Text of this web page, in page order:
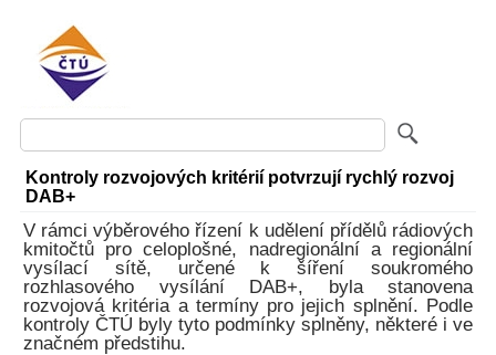
Kontroly rozvojových kritérií potvrzují rychlý rozvoj
DAB+
V rámci výběrového řízení k udělení přídělů rádiových
kmitočtů pro celoplošné, nadregionální a regionální
vysílací sítě, určené k šíření soukromého
rozhlasového vysílání DAB+, byla stanovena
rozvojová kritéria a termíny pro jejich splnění. Podle
kontroly ČTÚ byly tyto podmínky splněny, některé i ve
značném předstihu.